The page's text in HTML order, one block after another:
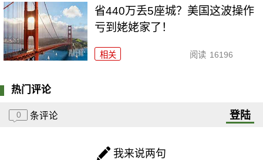
省440万丢5座城？美国这波操作
亏到姥姥家了！
相关 阅读 16196
热门评论
0 条评论 登陆
我来说两句